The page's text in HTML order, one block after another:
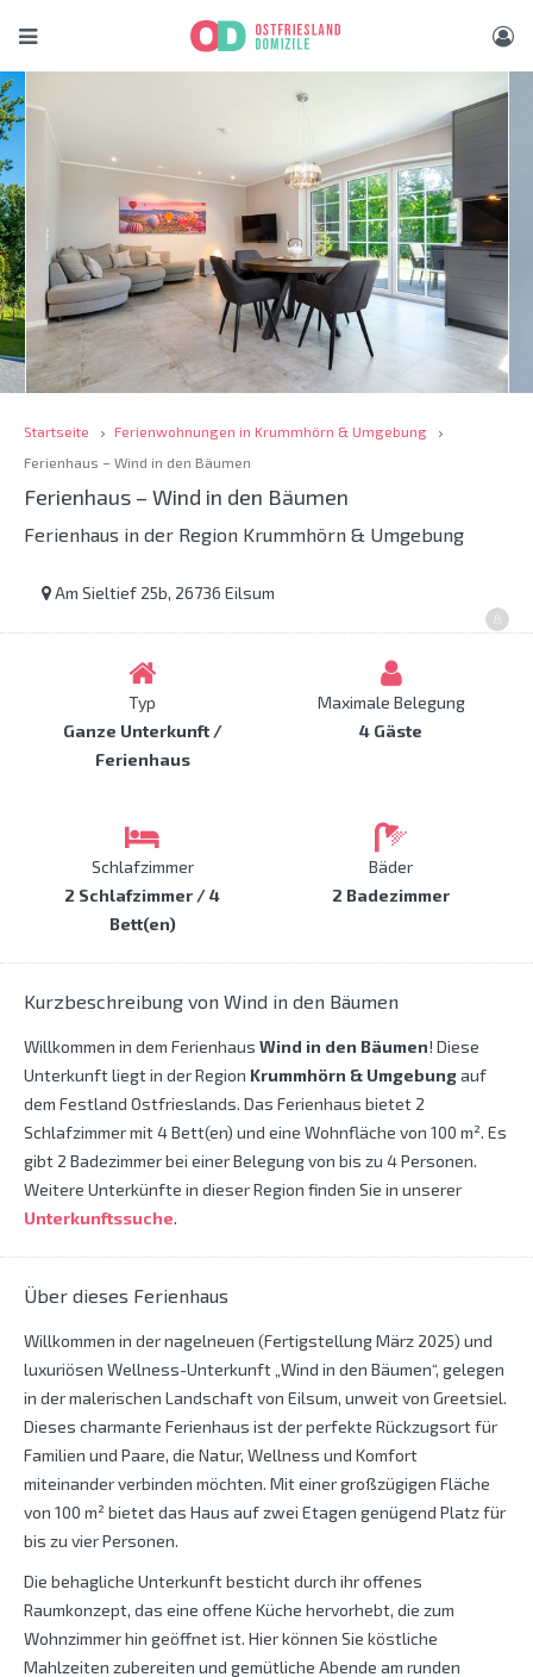
Startseite
Ferienwohnungen in Krummhörn & Umgebung
Ferienhaus – Wind in den Bäumen
Ferienhaus – Wind in den Bäumen
Ferienhaus in der Region Krummhörn & Umgebung
Am Sieltief 25b, 26736 Eilsum
Typ
Ganze Unterkunft /
Ferienhaus
Maximale Belegung
4 Gäste
Schlafzimmer
2 Schlafzimmer / 4
Bett(en)
Bäder
2 Badezimmer
Kurzbeschreibung von Wind in den Bäumen
Willkommen in dem Ferienhaus Wind in den Bäumen! Diese
Unterkunft liegt in der Region Krummhörn & Umgebungauf
dem Festland Ostfrieslands. Das Ferienhaus bietet 2
Schlafzimmer mit 4 Bett(en) und eine Wohnfläche von 100 m². Es
gibt 2 Badezimmer bei einer Belegung von bis zu 4 Personen.
Weitere Unterkünfte in dieser Region finden Sie in unserer
Unterkunftssuche.
Über dieses Ferienhaus
Willkommen in der nagelneuen (Fertigstellung März 2025) und
luxuriösen Wellness-Unterkunft „Wind in den Bäumen“, gelegen
in der malerischen Landschaft von Eilsum, unweit von Greetsiel.
Dieses charmante Ferienhaus ist der perfekte Rückzugsort für
Familien und Paare, die Natur, Wellness und Komfort
miteinander verbinden möchten. Mit einer großzügigen Fläche
von 100 m² bietet das Haus auf zwei Etagen genügend Platz für
bis zu vier Personen.
Die behagliche Unterkunft besticht durch ihr offenes
Raumkonzept, das eine offene Küche hervorhebt, die zum
Wohnzimmer hin geöffnet ist. Hier können Sie köstliche
Mahlzeiten zubereiten und gemütliche Abende am runden